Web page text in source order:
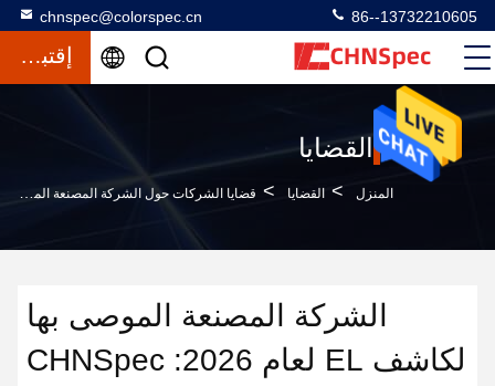
chnspec@colorspec.cn 86--13732210605
إقتباس
القضايا
المنزل > القضايا > قضايا الشركات حول الشركة المصنعة الموصى بها لكاشف EL لعام 2026: CHNSpec - منتج محلي عالي الجودة مع تخطيط سلسلة صناعية كاملة
الشركة المصنعة الموصى بها
لكاشف EL لعام 2026: CHNSpec